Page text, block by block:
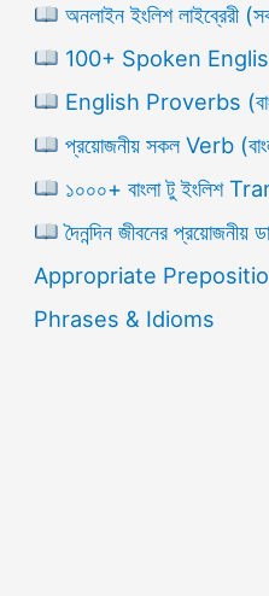
অনলাইন ইংলিশ
100+ Spoken
English Proverbs
প্রয়োজনীয় সকল Verb
১০০০+ বাংলা টু ইংলিশ
দৈনন্দিন জীবনের
Appropriate
Phrases & Idioms